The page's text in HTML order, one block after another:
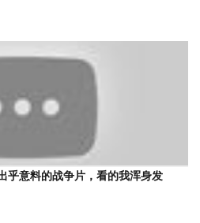
乎意料的战争片，看的我浑身发